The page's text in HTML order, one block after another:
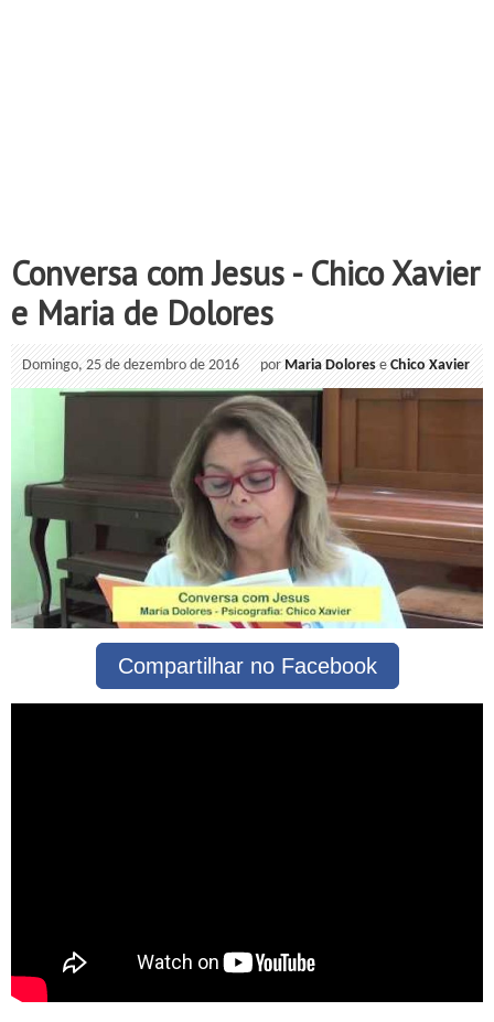
Conversa com Jesus - Chico Xavier
e Maria de Dolores
Domingo, 25 de dezembro de 2016 porMaria Dolores eChico Xavier
Compartilhar no Facebook